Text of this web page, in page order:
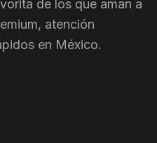
de los que aman a
atención
en México.